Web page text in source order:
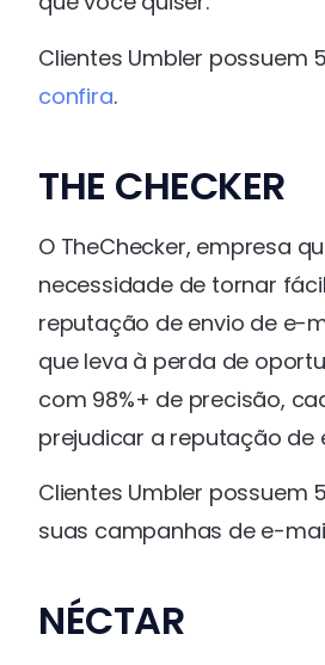
Clientes Umbler possuem
confira.
THE CHECKER
O TheChecker, empresa
necessidade de tornar
reputação de envio de e-
que leva à perda de
com 98%+ de precisão,
prejudicar a reputação de
Clientes Umbler possuem
suas campanhas de e-
NÉCTAR